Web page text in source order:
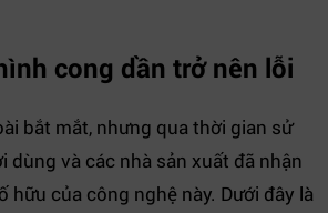
cong dần trở nên lỗi
bắt mắt, nhưng qua thời gian sử
dùng và các nhà sản xuất đã nhận
hữu của công nghệ này. Dưới đây là